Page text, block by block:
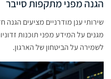
הגנה מפני מתקפות סייבר
שירותי ענן מודרניים מציעים הגנה
לשמירה על הביטחון של הארגון.